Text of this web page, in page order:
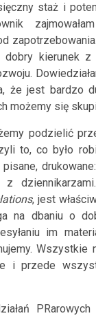
staż i
kierunek z
że jest bardzo
możemy się
podzielić
to, co było
z
, jest
na dbaniu o
im
Wszystkie
i przede